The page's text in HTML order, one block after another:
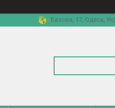
Базова, 17, Одеса,